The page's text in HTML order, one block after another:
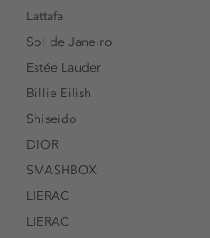
Lattafa
Sol de Janeiro
Estée Lauder
Billie Eilish
Shiseido
DIOR
SMASHBOX
LIERAC
LIERAC